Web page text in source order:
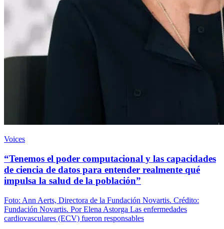
Voices
“Tenemos el poder computacional y las capacidades
de ciencia de datos para entender realmente qué
impulsa la salud de la población”
Foto: Ann Aerts, Directora de la Fundación Novartis. Crédito:
Fundación Novartis. Por Elena Astorga Las enfermedades
cardiovasculares (ECV) fueron responsables